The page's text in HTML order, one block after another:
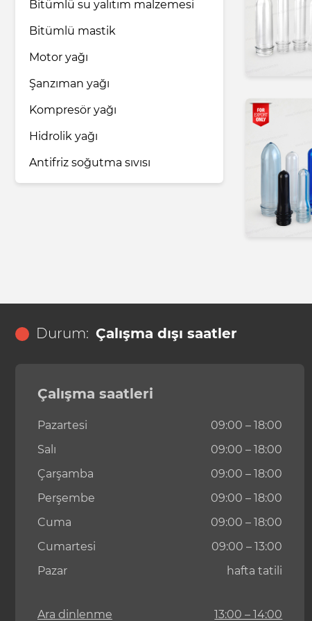
Bitümlü su yalıtım malzemesi
Bitümlü mastik
Motor yağı
Şanzıman yağı
Kompresör yağı
Hidrolik yağı
Antifriz soğutma sıvısı
Durum: Çalışma dışı saatler
Çalışma saatleri
Pazartesi
09:00 – 18:00
Salı
09:00 – 18:00
Çarşamba
09:00 – 18:00
Perşembe
09:00 – 18:00
Cuma
09:00 – 18:00
Cumartesi
09:00 – 13:00
Pazar
hafta tatili
Ara dinlenme 13:00 – 14:00